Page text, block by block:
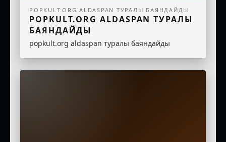
POPKULT.ORG ALDASPAN ТУРАЛЫ БАЯНДАЙДЫ
POPKULT.ORG ALDASPAN ТУРАЛЫ
БАЯНДАЙДЫ
popkult.org aldaspan туралы баяндайды